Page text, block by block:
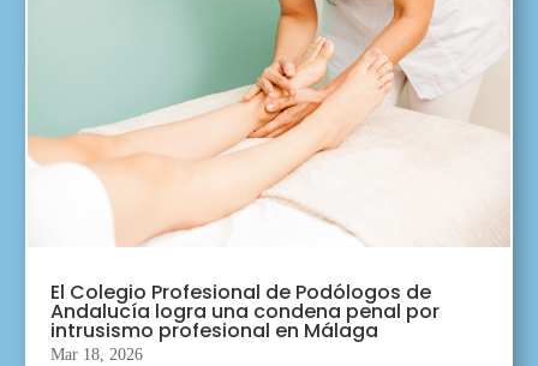
El Colegio Profesional de Podólogos de
Andalucía logra una condena penal por
intrusismo profesional en Málaga
Mar 18, 2026